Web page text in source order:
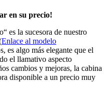
en su precio!
es la sucesora de nuestro
Enlace al modelo
es algo más elegante que el
el llamativo aspecto
cambios y mejoras, la cabina
disponible a un precio muy